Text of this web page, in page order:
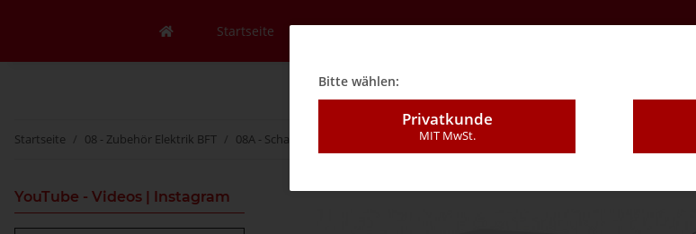
Startseite Mein Konto Kontakt Über Uns E-Mail
Startseite 08 - Zubehör Elektrik BFT 08A - Schalter Schlüsselschalter Auf Putz mit PHZ, 1 seitig, "Tastend", "ZU" in Grün
YouTube - Videos | Instagram
Bitte wählen:
Privatkunde
MIT MwSt.